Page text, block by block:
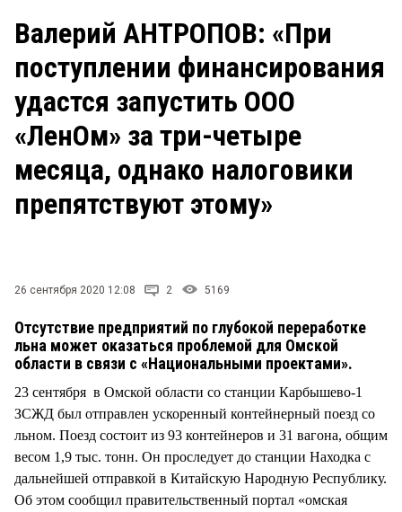
ЗАКОН
НОВОСТИ КОМПАНИЙ
ПРОИСШЕСТВИЯ
СТИЛЬ ЖИЗНИ
Рейтинги
Блоги
Архив
Валерий АНТРОПОВ: «При
поступлении финансирования
удастся запустить ООО
«ЛенОм» за три-четыре
месяца, однако налоговики
препятствуют этому»
26 сентября 2020 12:08 2 5169
Отсутствие предприятий по глубокой переработке
льна может оказаться проблемой для Омской
области в связи с «Национальными проектами».
23 сентября в Омской области со станции Карбышево-1
ЗСЖД был отправлен ускоренный контейнерный поезд со
льном. Поезд состоит из 93 контейнеров и 31 вагона, общим
весом 1,9 тыс. тонн. Он проследует до станции Находка с
дальнейшей отправкой в Китайскую Народную Республику.
Об этом сообщил правительственный портал «омская